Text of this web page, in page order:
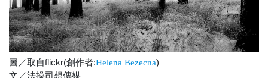
圖／取自flickr(創作者:Helena Bezecna)
文／法操司想傳媒